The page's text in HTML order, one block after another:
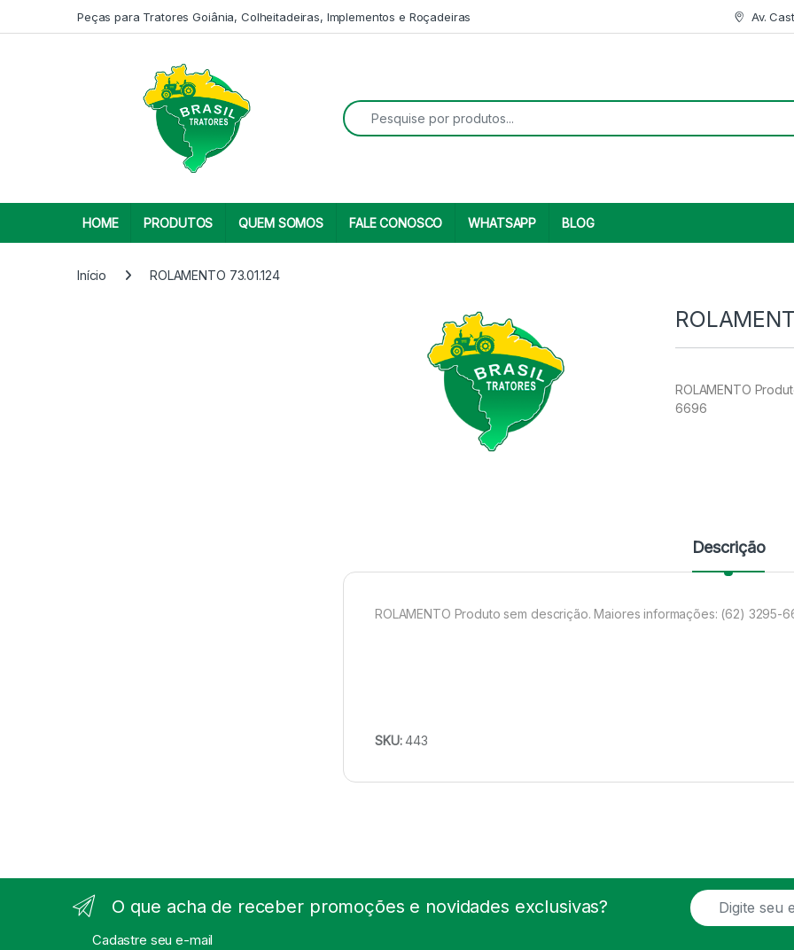
Peças para Tratores Goiânia, Colheitadeiras, Implementos e Roçadeiras Av.
Search for:
HOME PRODUTOS QUEM SOMOS FALE CONOSCO WHATSAPP BLOG
Início ROLAMENTO 73.01.124
ROLAMENTO
6696
Descrição
ROLAMENTO Produto sem descrição. Maiores informações: (62) 3295-
SKU:443
O que acha de receber promoções e novidades exclusivas?
Cadastre seu e-mail
E
m